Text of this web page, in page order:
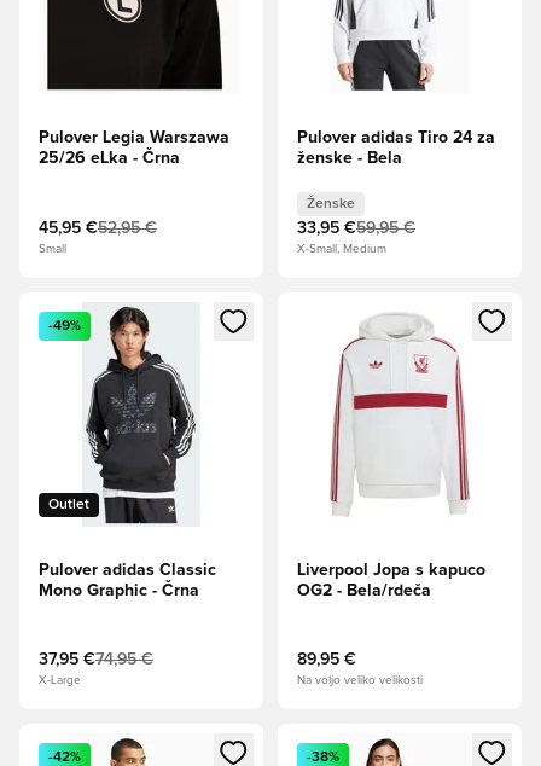
Pulover Legia Warszawa
25/26 eLka - Črna
45,95 €52,95 €
Small
Pulover adidas Tiro 24 za
ženske - Bela
Ženske
33,95 €59,95 €
X-Small, Medium
Odpre Modal za prijavo ali vpis kot član
Outlet
-49%
Pulover adidas Classic
Mono Graphic - Črna
37,95 €74,95 €
X-Large
Odpre Modal za prijavo ali
Liverpool Jopa s kapuco
OG2 - Bela/rdeča
89,95 €
Na voljo veliko velikosti
Odpre Modal za prijavo ali vpis kot član
-42%
Odpre Modal za prijavo ali
-38%